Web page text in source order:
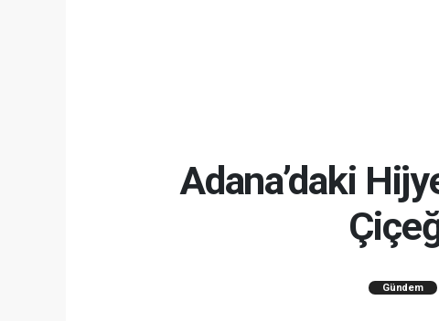
Adana’daki
Gündem